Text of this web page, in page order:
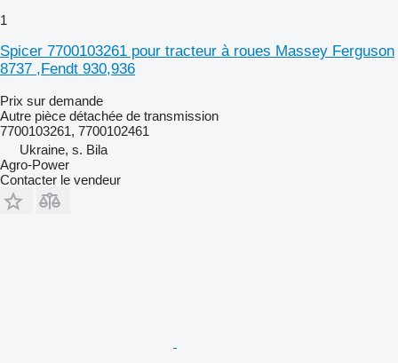
1
Spicer 7700103261 pour tracteur à roues Massey Ferguson
8737 ,Fendt 930,936
Prix sur demande
Autre pièce détachée de transmission
7700103261, 7700102461
Ukraine, s. Bila
Agro-Power
Contacter le vendeur